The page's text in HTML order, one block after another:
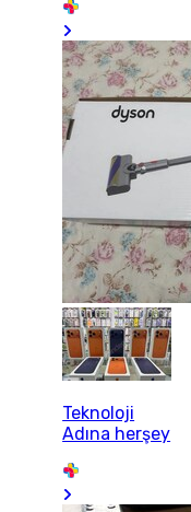
Teknoloji
Adına herşey